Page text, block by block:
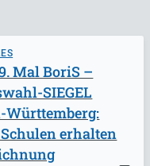
Mal BoriS –
SIEGEL
Württemberg:
Schulen erhalten